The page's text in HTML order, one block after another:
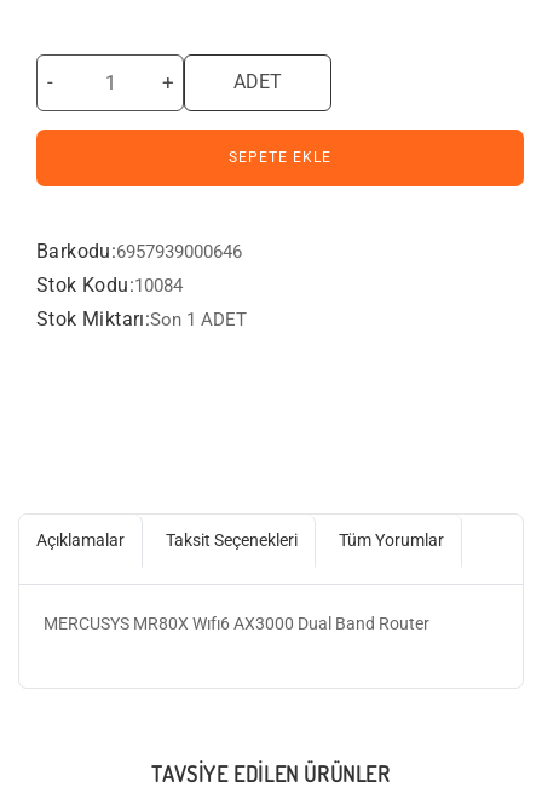
- + ADET
SEPETE EKLE
Barkodu:6957939000646
Stok Kodu:10084
Stok Miktarı:Son 1 ADET
Açıklamalar Taksit Seçenekleri Tüm Yorumlar
MERCUSYS MR80X Wıfı6 AX3000 Dual Band Router
TAVSIYE EDILEN ÜRÜNLER